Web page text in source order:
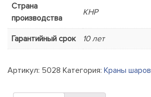
Страна
производства
КНР
Гарантийный срок 10 лет
Артикул: 5028 Категория: Краны